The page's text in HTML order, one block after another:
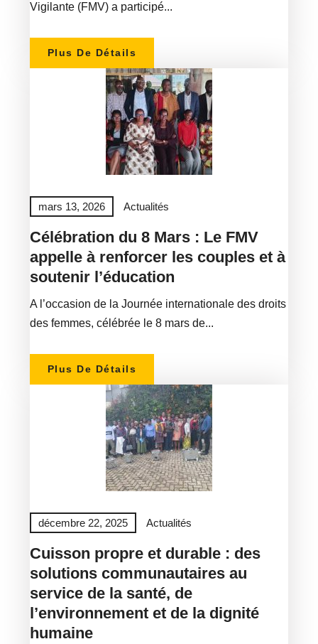
Vigilante (FMV) a participé...
Plus De Détails
mars 13, 2026 Actualités
Célébration du 8 Mars : Le FMV
appelle à renforcer les couples et à
soutenir l’éducation
A l’occasion de la Journée internationale des droits
des femmes, célébrée le 8 mars de...
Plus De Détails
décembre 22, 2025 Actualités
Cuisson propre et durable : des
solutions communautaires au
service de la santé, de
l’environnement et de la dignité
humaine